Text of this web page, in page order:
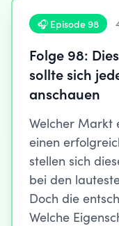
🎧 Episode 98
Folge 98:
sollte sich
anschauen
Welcher Markt
einen
stellen sich
bei den
Doch die
Welche